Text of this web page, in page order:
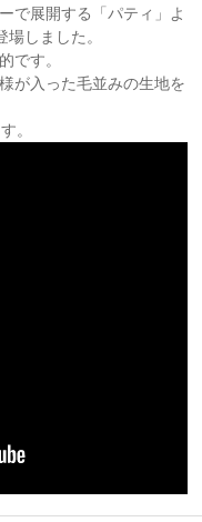
で展開する「パティ」よ
しました。
です。
が入った毛並みの生地を
。